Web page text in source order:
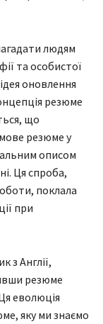
людям
та особистої
оновлення
резюме
що
резюме у
описом
Ця спроба,
поклала
при
з Англії,
резюме
еволюція
яку ми знаємо